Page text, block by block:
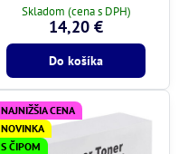
Skladom (cena s DPH)
14,20 €
Do košíka
NAJNIŽŠIA CENA
NOVINKA
S ČIPOM